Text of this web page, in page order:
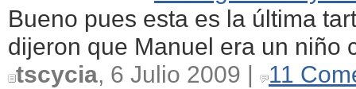
Bueno pues esta es la última
dijeron que Manuel era un niño
tscycia, 6 Julio 2009 | 11